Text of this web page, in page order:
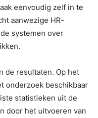
eenvoudig zelf in te
aanwezige HR-
systemen over
de resultaten. Op het
onderzoek beschikbaar
statistieken uit de
door het uitvoeren van